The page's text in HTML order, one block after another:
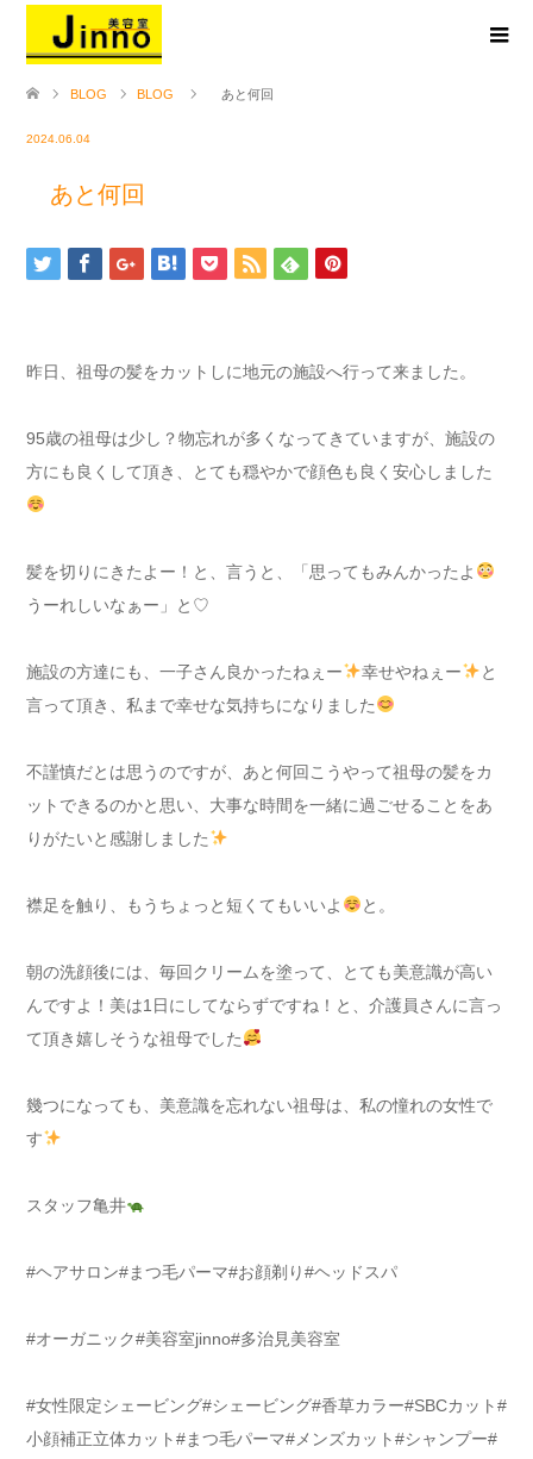
BLOG BLOG あと何回
2024.06.04
あと何回
昨日、祖母の髪をカットしに地元の施設へ行って来ました。
95歳の祖母は少し？物忘れが多くなってきていますが、施設の
方にも良くして頂き、とても穏やかで顔色も良く安心しました
髪を切りにきたよー！と、言うと、「思ってもみんかったよ
うーれしいなぁー」と♡
施設の方達にも、一子さん良かったねぇー 幸せやねぇー
と
言って頂き、私まで幸せな気持ちになりました
不謹慎だとは思うのですが、あと何回こうやって祖母の髪をカ
ットできるのかと思い、大事な時間を一緒に過ごせることをあ
りがたいと感謝しました
襟足を触り、もうちょっと短くてもいいよ と。
朝の洗顔後には、毎回クリームを塗って、とても美意識が高い
んですよ！美は1日にしてならずですね！と、介護員さんに言っ
て頂き嬉しそうな祖母でした
幾つになっても、美意識を忘れない祖母は、私の憧れの女性で
す
スタッフ亀井
#ヘアサロン#まつ毛パーマ#お顔剃り#ヘッドスパ
#オーガニック#美容室jinno#多治見美容室
#女性限定シェービング#シェービング#香草カラー#SBCカット#
小顔補正立体カット#まつ毛パーマ#メンズカット#シャンプー#